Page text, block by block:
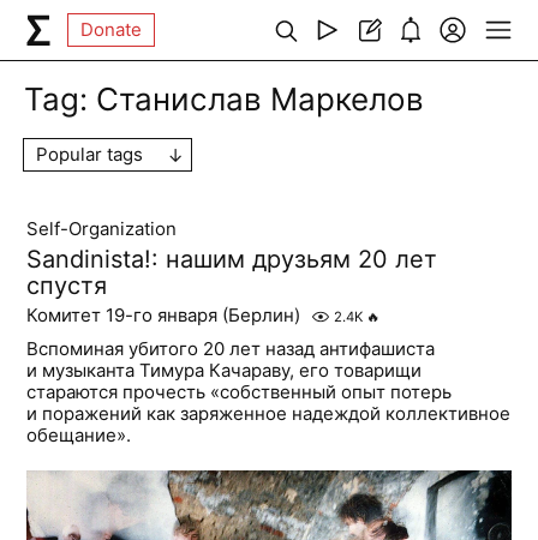
Donate
Tag: Станислав Маркелов
Popular tags
Self-Organization
Sandinista!: нашим друзьям 20 лет
спустя
Комитет 19-го января (Берлин) 2.4K 🔥
Вспоминая убитого 20 лет назад антифашиста
и музыканта Тимура Качараву, его товарищи
стараются прочесть «собственный опыт потерь
и поражений как заряженное надеждой коллективное
обещание».